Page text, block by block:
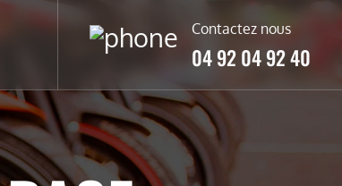
Contactez nous
04 92 04 92 40